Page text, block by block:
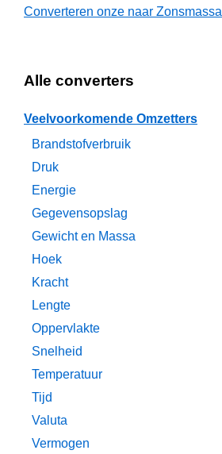
Converteren onze naar Zonsmassa
Alle converters
Veelvoorkomende Omzetters
Brandstofverbruik
Druk
Energie
Gegevensopslag
Gewicht en Massa
Hoek
Kracht
Lengte
Oppervlakte
Snelheid
Temperatuur
Tijd
Valuta
Vermogen